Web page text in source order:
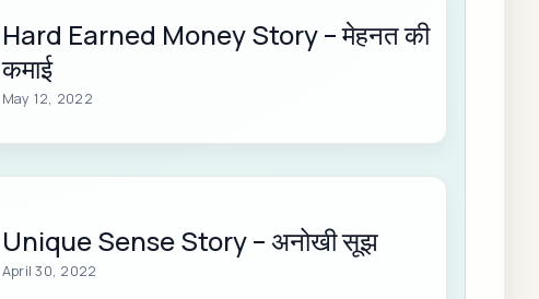
Hard Earned Money Story – मेहनत की
कमाई
May 12, 2022
Unique Sense Story – अनोखी सूझ
April 30, 2022